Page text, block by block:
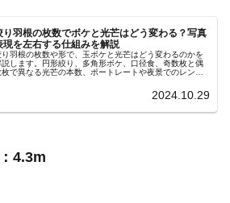
り羽根の枚数でボケと光芒はどう変わる？写真
現を左右する仕組みを解説
り羽根の枚数や形で、玉ボケと光芒はどう変わるのかを
説します。円形絞り、多角形ボケ、口径食、奇数枚と偶
枚で異なる光芒の本数、ポートレートや夜景でのレンズ
2024.10.29
4.3m